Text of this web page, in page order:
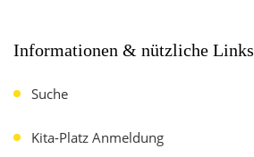
Informationen & nützliche Links
Suche
Kita-Platz Anmeldung